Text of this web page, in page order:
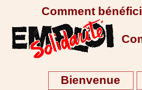
Comment
Bienvenue